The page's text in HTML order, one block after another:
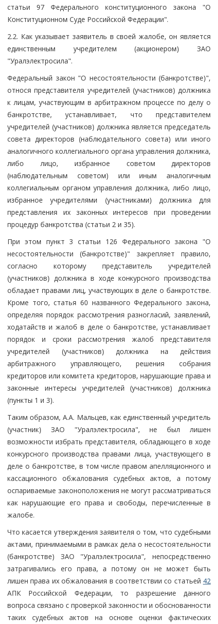
статьи 97 Федерального конституционного закона "О
Конституционном Суде Российской Федерации".
2.2. Как указывает заявитель в своей жалобе, он является
единственным учредителем (акционером) ЗАО
"Уралэлектросила".
Федеральный закон "О несостоятельности (банкротстве)",
относя представителя учредителей (участников) должника
к лицам, участвующим в арбитражном процессе по делу о
банкротстве, устанавливает, что представителем
учредителей (участников) должника является председатель
совета директоров (наблюдательного совета) или иного
аналогичного коллегиального органа управления должника,
либо лицо, избранное советом директоров
(наблюдательным советом) или иным аналогичным
коллегиальным органом управления должника, либо лицо,
избранное учредителями (участниками) должника для
представления их законных интересов при проведении
процедур банкротства (статьи 2 и 35).
При этом пункт 3 статьи 126 Федерального закона "О
несостоятельности (банкротстве)" закрепляет правило,
согласно которому представитель учредителей
(участников) должника в ходе конкурсного производства
обладает правами лиц, участвующих в деле о банкротстве.
Кроме того, статья 60 названного Федерального закона,
определяя порядок рассмотрения разногласий, заявлений,
ходатайств и жалоб в деле о банкротстве, устанавливает
порядок и сроки рассмотрения жалоб представителя
учредителей (участников) должника на действия
арбитражного управляющего, решения собрания
кредиторов или комитета кредиторов, нарушающие права и
законные интересы учредителей (участников) должника
(пункты 1 и 3).
Таким образом, А.А. Мальцев, как единственный учредитель
(участник) ЗАО "Уралэлектросила", не был лишен
возможности избрать представителя, обладающего в ходе
конкурсного производства правами лица, участвующего в
деле о банкротстве, в том числе правом апелляционного и
кассационного обжалования судебных актов, а потому
оспариваемые законоположения не могут рассматриваться
как нарушающие его права и свободы, перечисленные в
жалобе.
Что касается утверждения заявителя о том, что судебными
актами, принимаемыми в рамках дела о несостоятельности
(банкротстве) ЗАО "Уралэлектросила", непосредственно
затрагивались его права, а потому он не может быть
лишен права их обжалования в соответствии со статьей 42
АПК Российской Федерации, то разрешение данного
вопроса связано с проверкой законности и обоснованности
таких судебных актов на основе оценки фактических